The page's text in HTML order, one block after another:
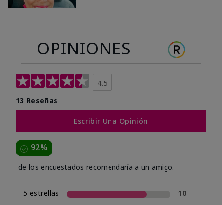
OPINIONES
4.5
13 Reseñas
Escribir Una Opinión
92%
de los encuestados recomendaría a un amigo.
5 estrellas
10